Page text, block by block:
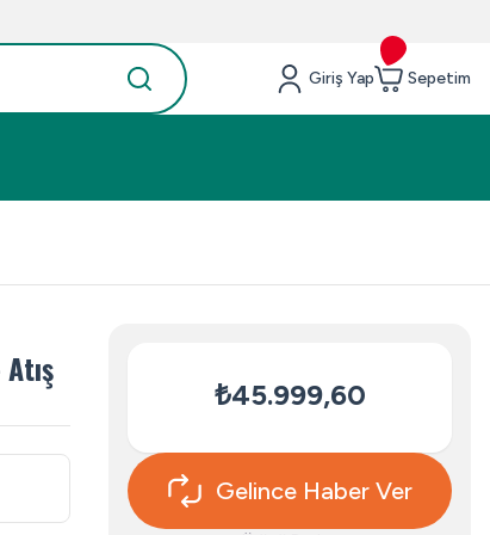
Giriş Yap Sepetim
₺45.999,60
Gelince Haber Ver